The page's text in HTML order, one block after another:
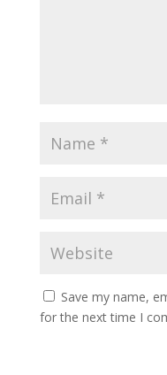
Save my name,
for the next time I